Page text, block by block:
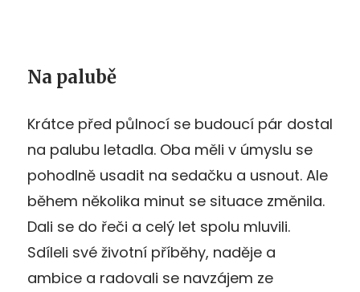
Na palubě
Krátce před půlnocí se budoucí pár dostal
na palubu letadla. Oba měli v úmyslu se
pohodlně usadit na sedačku a usnout. Ale
během několika minut se situace změnila.
Dali se do řeči a celý let spolu mluvili.
Sdíleli své životní příběhy, naděje a
ambice a radovali se navzájem ze